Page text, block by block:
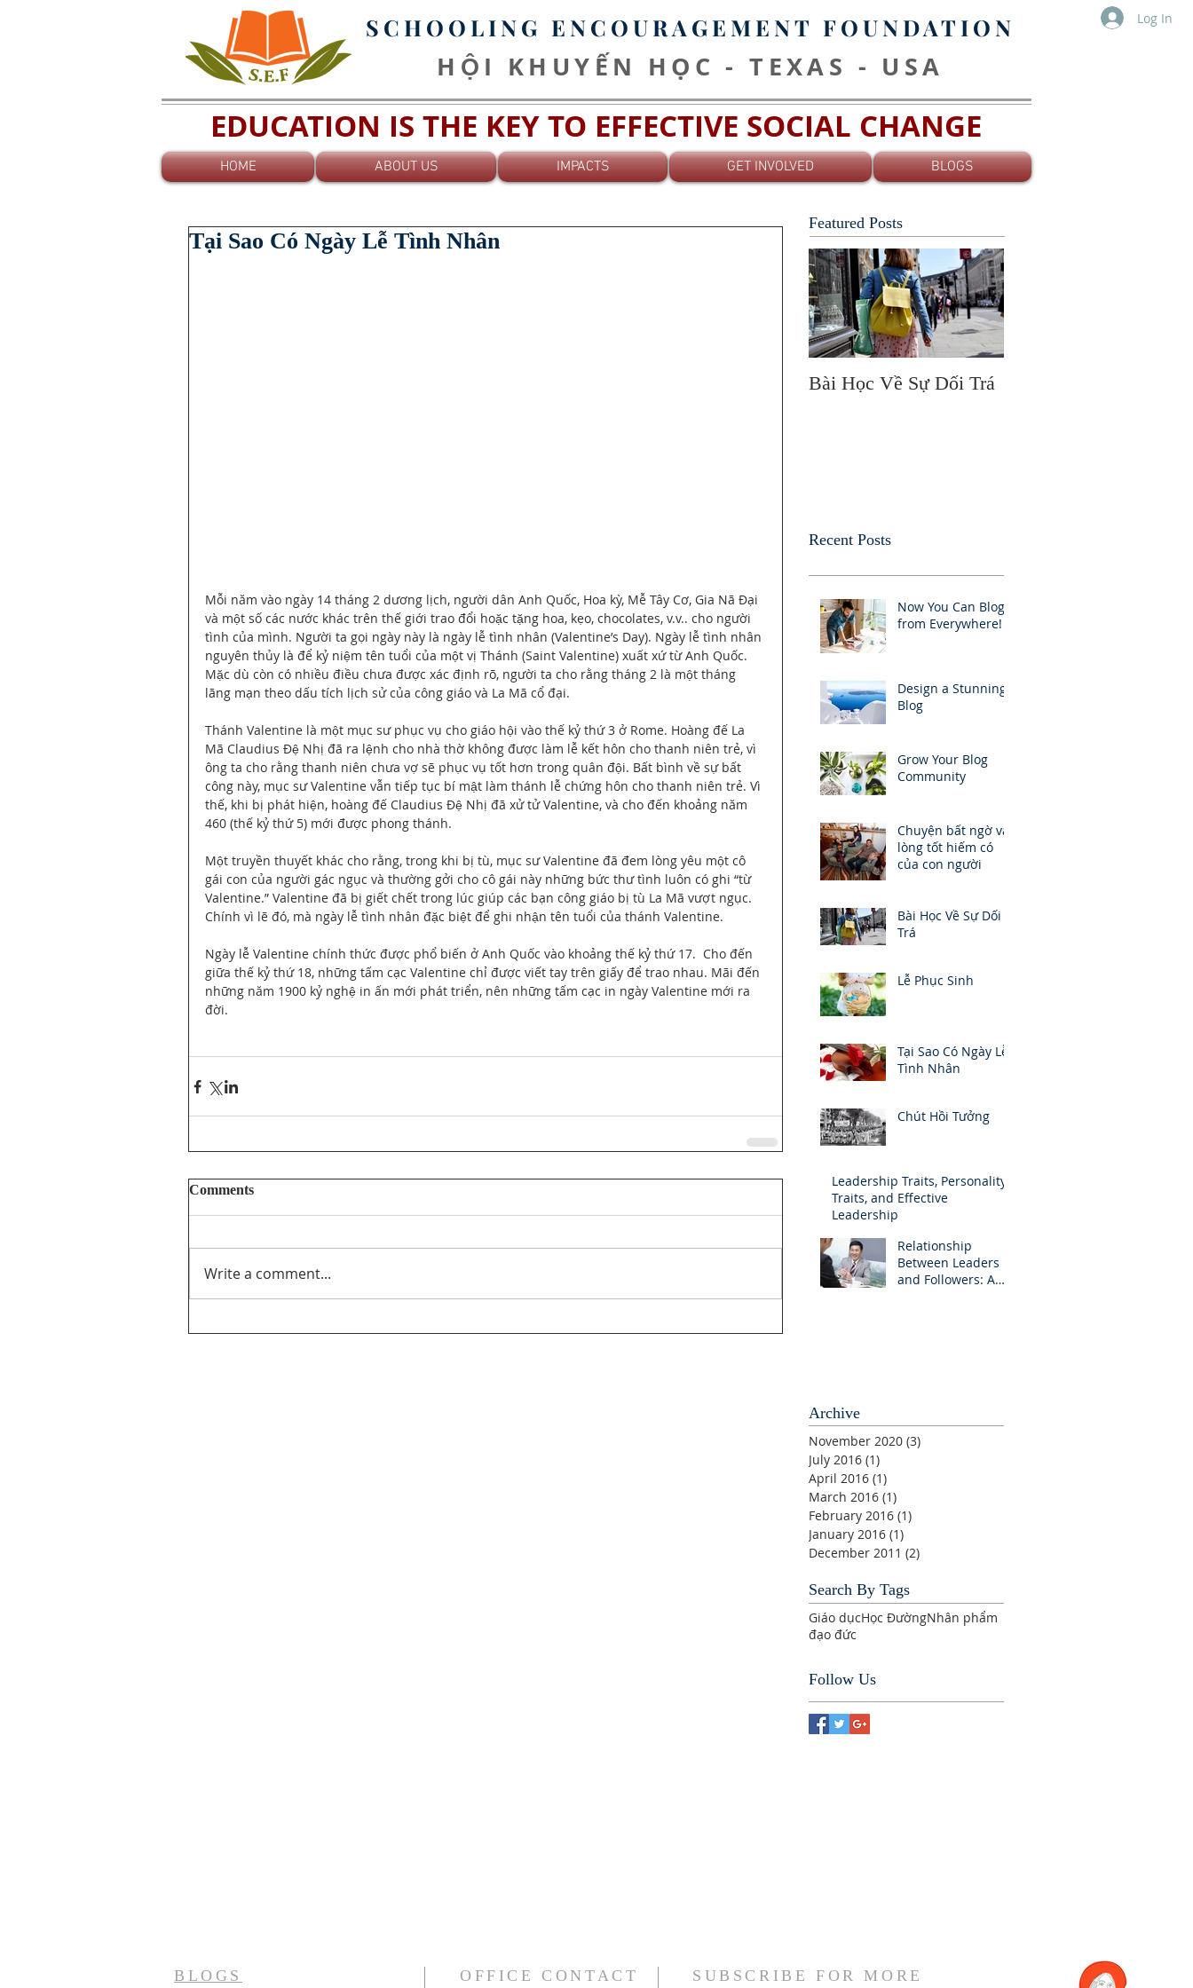
SCHOOLING ENCOURAGEMENT FOUNDATION
HỘI KHUYẾN HỌC - TEXAS - USA
Log In
EDUCATION IS THE KEY TO EFFECTIVE SOCIAL CHANGE
HOME ABOUT US IMPACTS GET INVOLVED BLOGS
Tại Sao Có Ngày Lễ Tình Nhân
Mỗi năm vào ngày 14 tháng 2 dương lịch, người dân Anh Quốc, Hoa kỳ, Mễ Tây Cơ, Gia Nã Đại
và một số các nước khác trên thế giới trao đổi hoặc tặng hoa, kẹo, chocolates, v.v.. cho người
tình của mình. Người ta gọi ngày này là ngày lễ tình nhân (Valentine’s Day). Ngày lễ tình nhân
nguyên thủy là để kỷ niệm tên tuổi của một vị Thánh (Saint Valentine) xuất xứ từ Anh Quốc.
Mặc dù còn có nhiều điều chưa được xác định rõ, người ta cho rằng tháng 2 là một tháng
lãng mạn theo dấu tích lịch sử của công giáo và La Mã cổ đại.
Thánh Valentine là một mục sư phục vụ cho giáo hội vào thế kỷ thứ 3 ở Rome. Hoàng đế La
Mã Claudius Đệ Nhị đã ra lệnh cho nhà thờ không được làm lễ kết hôn cho thanh niên trẻ, vì
ông ta cho rằng thanh niên chưa vợ sẽ phục vụ tốt hơn trong quân đội. Bất bình về sự bất
công này, mục sư Valentine vẫn tiếp tục bí mật làm thánh lễ chứng hôn cho thanh niên trẻ. Vì
thế, khi bị phát hiện, hoàng đế Claudius Đệ Nhị đã xử tử Valentine, và cho đến khoảng năm
460 (thế kỷ thứ 5) mới được phong thánh.
Một truyền thuyết khác cho rằng, trong khi bị tù, mục sư Valentine đã đem lòng yêu một cô
gái con của người gác ngục và thường gởi cho cô gái này những bức thư tình luôn có ghi “từ
Valentine.” Valentine đã bị giết chết trong lúc giúp các bạn công giáo bị tù La Mã vượt ngục.
Chính vì lẽ đó, mà ngày lễ tình nhân đặc biệt để ghi nhận tên tuổi của thánh Valentine.
Ngày lễ Valentine chính thức được phổ biến ở Anh Quốc vào khoảng thế kỷ thứ 17.  Cho đến
giữa thế kỷ thứ 18, những tấm cạc Valentine chỉ được viết tay trên giấy để trao nhau. Mãi đến
những năm 1900 kỷ nghệ in ấn mới phát triển, nên những tấm cạc in ngày Valentine mới ra
đời.
Comments
Write a comment...
Featured Posts
Bài Học Về Sự Dối Trá
Recent Posts
Now You Can Blog
from Everywhere!
Design a Stunning
Blog
Grow Your Blog
Community
Chuyện bất ngờ và
lòng tốt hiếm có
của con người
Bài Học Về Sự Dối
Trá
Lễ Phục Sinh
Tại Sao Có Ngày Lễ
Tình Nhân
Chút Hồi Tưởng
Leadership Traits, Personality
Traits, and Effective
Leadership
Relationship
Between Leaders
and Followers: A
Archive
November 2020 (3)
July 2016 (1)
April 2016 (1)
March 2016 (1)
February 2016 (1)
January 2016 (1)
December 2011 (2)
Search By Tags
Giáo dụcHọc ĐườngNhân phẩm
đạo đức
Follow Us
BLOGS OFFICE CONTACT
SUBSCRIBE FOR MORE